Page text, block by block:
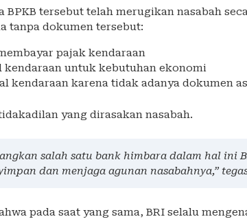
BPKB tersebut telah merugikan nasabah
tanpa dokumen tersebut:
pajak kendaraan
kendaraan untuk kebutuhan ekonomi
kendaraan karena tidak adanya dokumen
yang dirasakan nasabah.
salah satu bank himbara dalam hal ini
dan menjaga agunan nasabahnya,”
pada saat yang sama, BRI selalu